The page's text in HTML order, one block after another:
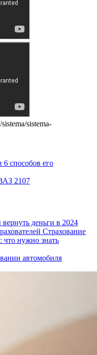
sistema-
6 способов его
2107
деньги в 2024
Страхование
что нужно знать
автомобиля